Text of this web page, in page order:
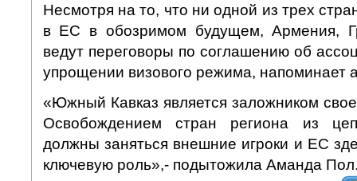
Несмотря на то, что ни одной из трех
в ЕС в обозримом будущем, Армения,
ведут переговоры по соглашению об
упрощении визового режима, напоминает
«Южный Кавказ является заложником
Освобождением стран региона из
должны заняться внешние игроки и ЕС
ключевую роль»,- подытожила Аманда